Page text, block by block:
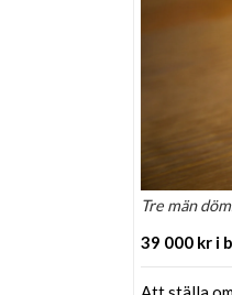
Tre män
39 000 kr i